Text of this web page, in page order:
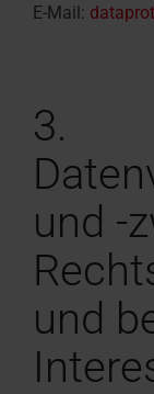
E-Mail:
3.
und -
und